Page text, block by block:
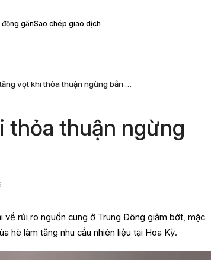
gầnSao chép giao dịch
​Giá dầu tăng vọt khi thỏa thuận ngừng bắn được duy trì
thỏa thuận ngừng
rủi ro nguồn cung ở Trung Đông giảm bớt, mặc
hè làm tăng nhu cầu nhiên liệu tại Hoa Kỳ.